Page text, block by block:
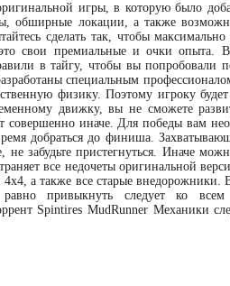
игры, в которую было
обширные локации, а также
сделать так, чтобы
свои премиальные и очки опыта. В
в тайгу, чтобы вы
специальным
физику. Поэтому игроку
движку, вы не сможете
совершенно иначе. Для победы вам
добраться до финиша.
не забудьте пристегнуться. Иначе
все недочеты оригинальной
а также все старые
равно привыкнуть следует ко
Spintires MudRunner Механики